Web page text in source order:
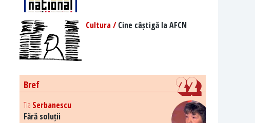
Cultura /Cine câștigă la AFCN
Bref
Tia Serbanescu
Fără soluții